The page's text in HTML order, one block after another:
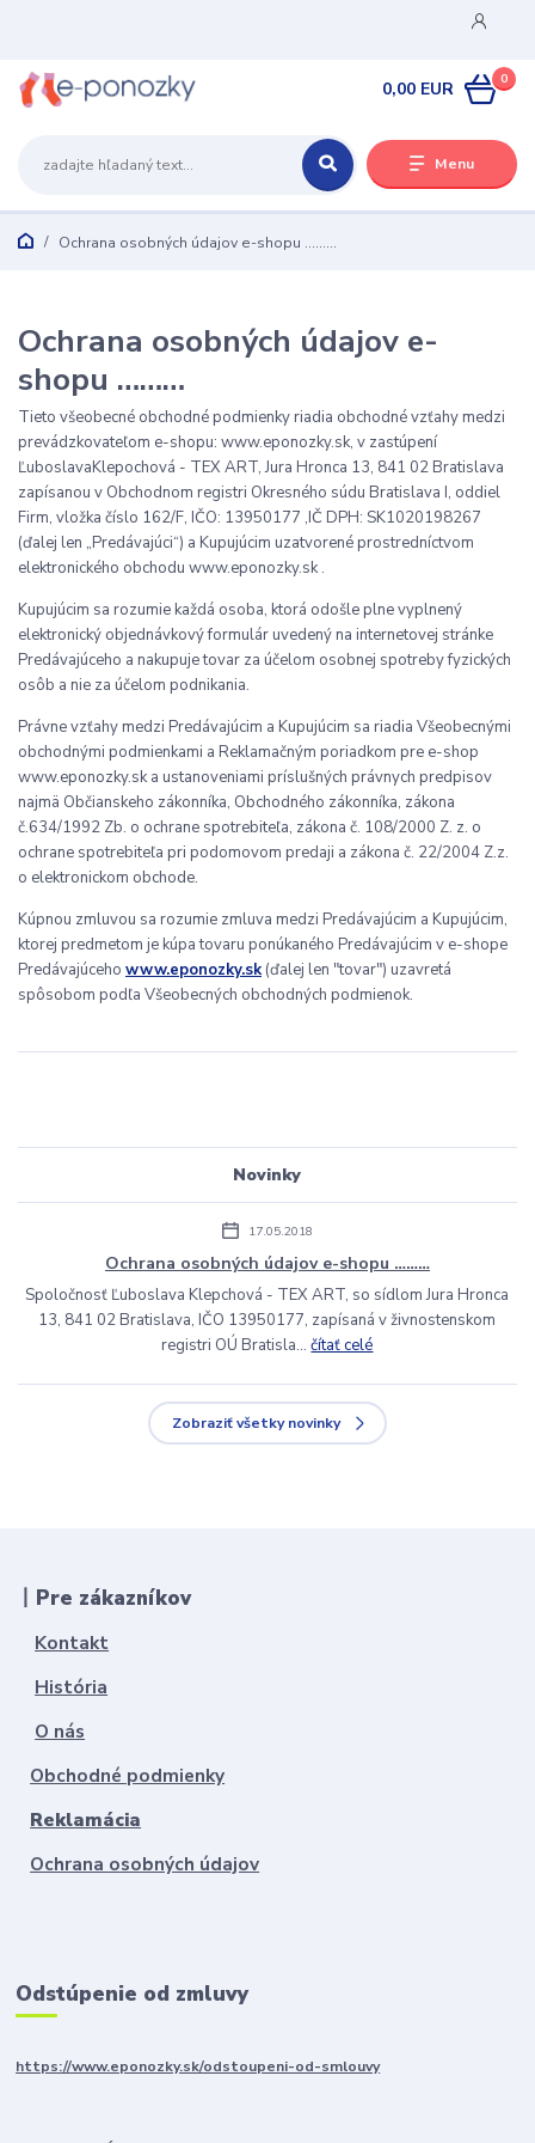
Menu
0
0,00 EUR
Ochrana osobných údajov e-shopu ………
Novinky
17.05.2018
Ochrana osobných údajov e-shopu ………
Spoločnosť Ľuboslava Klepchová - TEX ART, so sídlom Jura Hronca
13, 841 02 Bratislava, IČO 13950177, zapísaná v živnostenskom
registri OÚ Bratisla...čítať celé
Zobraziť všetky novinky
Ochrana osobných údajov e-
shopu ………
Tieto všeobecné obchodné podmienky riadia obchodné vzťahy medzi
prevádzkovateľom e-shopu: www.eponozky.sk, v zastúpení
ĽuboslavaKlepochová - TEX ART, Jura Hronca 13, 841 02 Bratislava
zapísanou v Obchodnom registri Okresného súdu Bratislava I, oddiel
Firm, vložka číslo 162/F, IČO: 13950177 ,IČ DPH: SK1020198267
(ďalej len „Predávajúci“) a Kupujúcim uzatvorené prostredníctvom
elektronického obchodu www.eponozky.sk .
Kupujúcim sa rozumie každá osoba, ktorá odošle plne vyplnený
elektronický objednávkový formulár uvedený na internetovej stránke
Predávajúceho a nakupuje tovar za účelom osobnej spotreby fyzických
osôb a nie za účelom podnikania.
Právne vzťahy medzi Predávajúcim a Kupujúcim sa riadia Všeobecnými
obchodnými podmienkami a Reklamačným poriadkom pre e-shop
www.eponozky.sk a ustanoveniami príslušných právnych predpisov
najmä Občianskeho zákonníka, Obchodného zákonníka, zákona
č.634/1992 Zb. o ochrane spotrebiteľa, zákona č. 108/2000 Z. z. o
ochrane spotrebiteľa pri podomovom predaji a zákona č. 22/2004 Z.z.
o elektronickom obchode.
Kúpnou zmluvou sa rozumie zmluva medzi Predávajúcim a Kupujúcim,
ktorej predmetom je kúpa tovaru ponúkaného Predávajúcim v e-shope
Predávajúceho www.eponozky.sk(ďalej len "tovar") uzavretá
spôsobom podľa Všeobecných obchodných podmienok.
丨Pre zákazníkov
Kontakt
História
O nás
Obchodné podmienky
Reklamácia
Ochrana osobných údajov
Odstúpenie od zmluvy
https://www.eponozky.sk/odstoupeni-od-smlouvy